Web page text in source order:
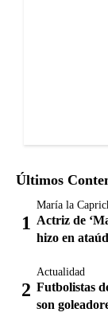
Últimos
María la
Actriz de
hizo en
Actualidad
Futbolistas
son